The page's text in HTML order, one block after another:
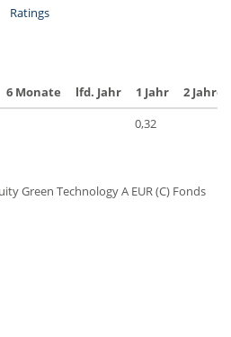
Ratings
6 Monate lfd. Jahr 1 Jahr
2 Jahre
0,32